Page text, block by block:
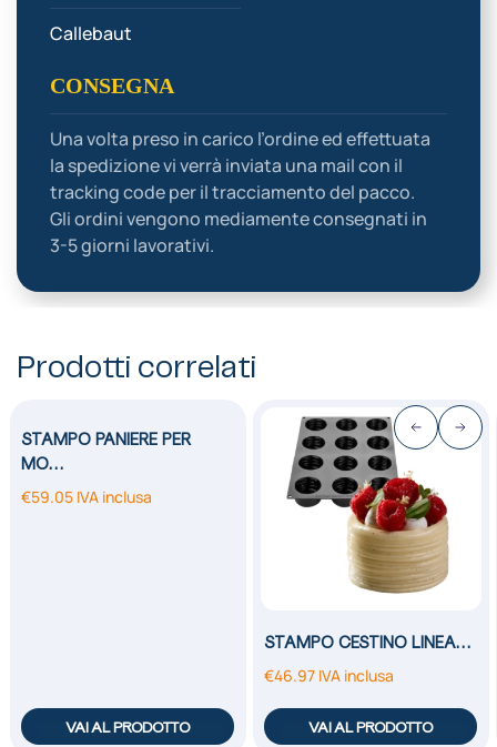
Callebaut
CONSEGNA
Una volta preso in carico l’ordine ed effettuata
la spedizione vi verrà inviata una mail con il
tracking code per il tracciamento del pacco.
Gli ordini vengono mediamente consegnati in
3-5 giorni lavorativi.
Prodotti correlati
STAMPO PANIERE PER
MO…
€59.05 IVA inclusa
VAI AL PRODOTTO
STAMPO CESTINO LINEA…
€46.97 IVA inclusa
VAI AL PRODOTTO